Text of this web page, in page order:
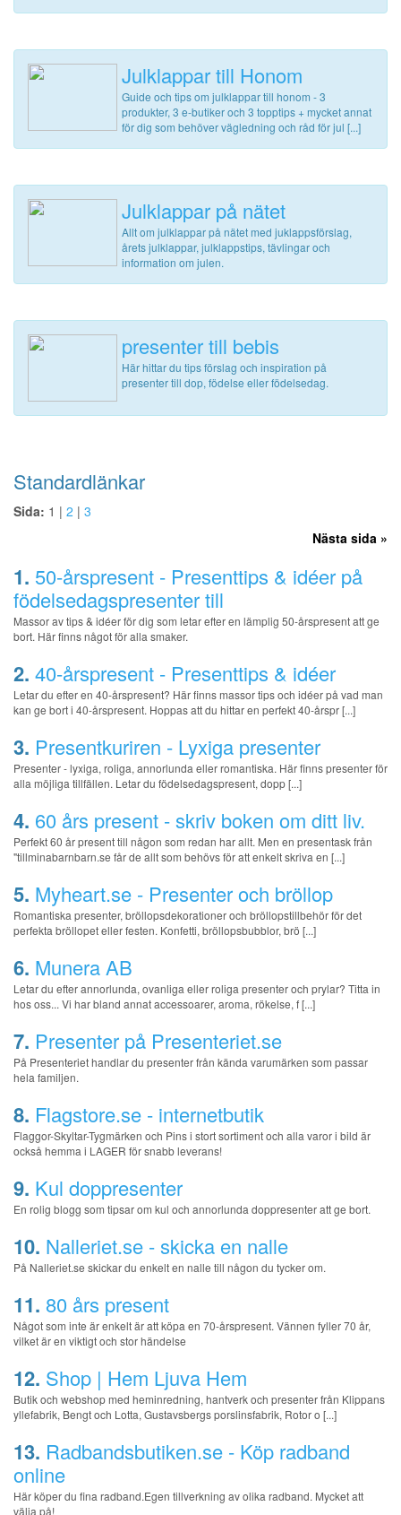
Julklappar till Honom
Guide och tips om julklappar till honom - 3
produkter, 3 e-butiker och 3 topptips + mycket annat
för dig som behöver vägledning och råd för jul [...]
Julklappar på nätet
Allt om julklappar på nätet med juklappsförslag,
årets julklappar, julklappstips, tävlingar och
information om julen.
presenter till bebis
Här hittar du tips förslag och inspiration på
presenter till dop, födelse eller födelsedag.
Standardlänkar
Sida: 1 | 2 | 3
Nästa sida »
1. 50-årspresent - Presenttips & idéer på
födelsedagspresenter till
Massor av tips & idéer för dig som letar efter en lämplig 50-årspresent att ge
bort. Här finns något för alla smaker.
2. 40-årspresent - Presenttips & idéer
Letar du efter en 40-årspresent? Här finns massor tips och idéer på vad man
kan ge bort i 40-årspresent. Hoppas att du hittar en perfekt 40-årspr [...]
3. Presentkuriren - Lyxiga presenter
Presenter - lyxiga, roliga, annorlunda eller romantiska. Här finns presenter för
alla möjliga tillfällen. Letar du födelsedagspresent, dopp [...]
4. 60 års present - skriv boken om ditt liv.
Perfekt 60 år present till någon som redan har allt. Men en presentask från
"tillminabarnbarn.se får de allt som behövs för att enkelt skriva en [...]
5. Myheart.se - Presenter och bröllop
Romantiska presenter, bröllopsdekorationer och bröllopstillbehör för det
perfekta bröllopet eller festen. Konfetti, bröllopsbubblor, brö [...]
6. Munera AB
Letar du efter annorlunda, ovanliga eller roliga presenter och prylar? Titta in
hos oss... Vi har bland annat accessoarer, aroma, rökelse, f [...]
7. Presenter på Presenteriet.se
På Presenteriet handlar du presenter från kända varumärken som passar
hela familjen.
8. Flagstore.se - internetbutik
Flaggor-Skyltar-Tygmärken och Pins i stort sortiment och alla varor i bild är
också hemma i LAGER för snabb leverans!
9. Kul doppresenter
En rolig blogg som tipsar om kul och annorlunda doppresenter att ge bort.
10. Nalleriet.se - skicka en nalle
På Nalleriet.se skickar du enkelt en nalle till någon du tycker om.
11. 80 års present
Något som inte är enkelt är att köpa en 70-årspresent. Vännen fyller 70 år,
vilket är en viktigt och stor händelse
12. Shop | Hem Ljuva Hem
Butik och webshop med heminredning, hantverk och presenter från Klippans
yllefabrik, Bengt och Lotta, Gustavsbergs porslinsfabrik, Rotor o [...]
13. Radbandsbutiken.se - Köp radband
online
Här köper du fina radband.Egen tillverkning av olika radband. Mycket att
välja på!